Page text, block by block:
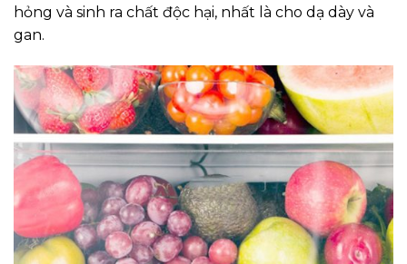
hỏng và sinh ra chất độc hại, nhất là cho dạ dày và
gan.